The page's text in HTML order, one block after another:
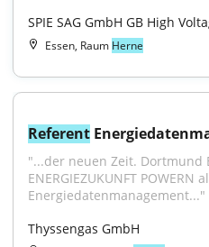
SPIE SAG GmbH GB High
Essen, Raum Herne
Referent
"...der neuen Zeit. Dortmund
ENERGIEZUKUNFT POWERN
Energiedatenmanagement..."
Thyssengas GmbH